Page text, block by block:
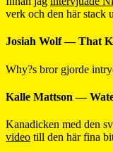
verk och den här stack
Josiah Wolf — That
Why?s bror gjorde
Kalle Mattson —
Kanadicken med den
video till den här fina